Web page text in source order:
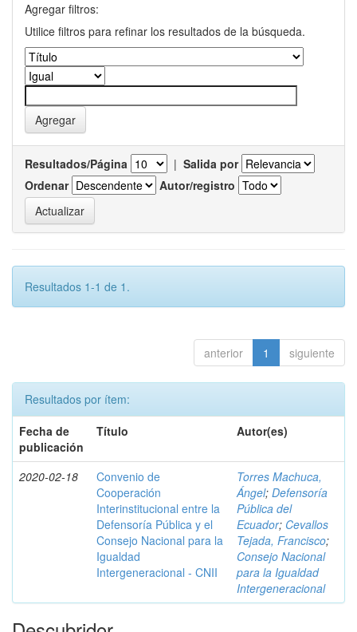
Agregar filtros:
Utilice filtros para refinar los resultados de la búsqueda.
Resultados/Página | Salida por
Ordenar
Autor/registro
Resultados 1-1 de 1.
anterior 1 siguiente
Resultados por ítem:
Fecha de
publicación
Título Autor(es)
2020-02-18
Convenio de
Cooperación
Interinstitucional entre la
Defensoría Pública y el
Consejo Nacional para la
Igualdad
Intergeneracional - CNII
Torres Machuca,
Ángel; Defensoría
Pública del
Ecuador; Cevallos
Tejada, Francisco;
Consejo Nacional
para la Igualdad
Intergeneracional